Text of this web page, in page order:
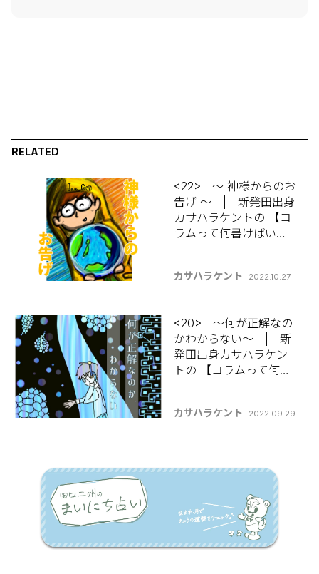
RELATED
<22> ～ 神様からのお
告げ ～ | 新発田出身
カサハラケントの 【コ
ラムって何書けばいい
カサハラケント 2022.10.27
<20> ～何が正解なの
かわからない～ | 新
発田出身カサハラケン
トの 【コラムって何書
カサハラケント 2022.09.29